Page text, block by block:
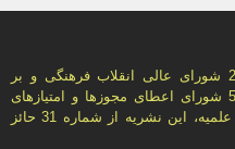
به استناد ماده واحده مصوب 24/6/1387 شورای عالی انقلاب فرهنگی و بر
اساس نامه شماره 3776 مورخ 5/5/1393 شورای اعطای مجوزها و امتيازهای
علمی وابسته به شورای عالی حوزه‌های علميه، اين نشريه از شماره 31 حائز